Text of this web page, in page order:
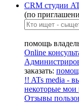
CRM студии
(по
помощь
Online
заказать:
!! ATs media -
некоторые мои
Отзывы